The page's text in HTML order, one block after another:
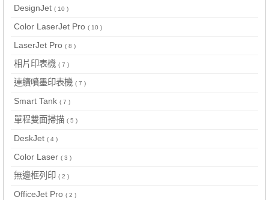
DesignJet ( 10 )
Color LaserJet Pro ( 10 )
LaserJet Pro ( 8 )
相片印表機 ( 7 )
連續噴墨印表機 ( 7 )
Smart Tank ( 7 )
單程雙面掃描 ( 5 )
DeskJet ( 4 )
Color Laser ( 3 )
無邊框列印 ( 2 )
OfficeJet Pro ( 2 )